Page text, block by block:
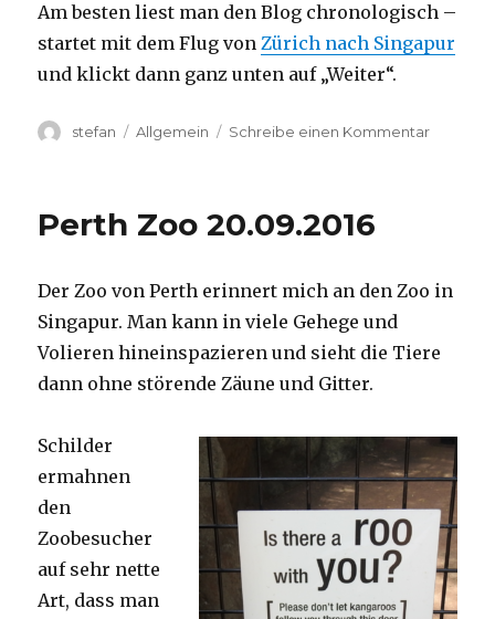
Am besten liest man den Blog chronologisch –
startet mit dem Flug vonZürich nach Singapur
und klickt dann ganz unten auf „Weiter“.
Autor
stefan Kategorien
Allgemein Schreibe einen Kommentarzu
Perth
Perth Zoo 20.09.2016
Der Zoo von Perth erinnert mich an den Zoo in
Singapur. Man kann in viele Gehege und
Volieren hineinspazieren und sieht die Tiere
dann ohne störende Zäune und Gitter.
Schilder
ermahnen
den
Zoobesucher
auf sehr nette
Art, dass man